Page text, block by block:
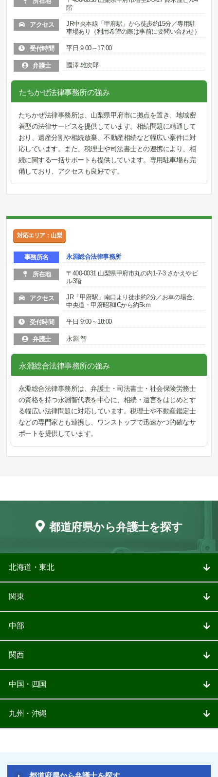
階
アクセス
JR中央本線「甲府駅」から徒歩約15分／専用駐
車場あり（利用希望の際は事前に要問い合わせ）
受付時間 平日 9:00～17:00
弁護士 國澤 雄次郎
たちかぜ法律事務所の強み
たちかぜ法律事務所は、山梨県甲府市に拠点を置き、地域密
着型の法律サービスを提供しています。相続問題に精通して
おり、遺産分割や相続放棄、不動産相続など幅広い案件に対
応しています。また、税理士や司法書士との連携により、相
続に関する一括サポートも提供しています。専用駐車場も完
備しており、アクセスも良好です。
対応エリア：山梨
事務所名 永淵総合法律事務所
所在地
〒400-0031 山梨県甲府市丸の内1-7-3 さかえやビ
ル3階
アクセス
JR「甲府駅」南口より徒歩約2分／お車の場合、
中央道・甲府昭和ICから約5km
受付時間 平日 9:00～18:00
弁護士 永淵 智
永淵総合法律事務所の強み
永淵総合法律事務所は、弁護士・司法書士・社会保険労務士
の資格を持つ永淵智代表を中心に、相続・遺言をはじめとす
る幅広い法律問題に対応しています。税理士や不動産鑑定士
などの専門家とも連携し、ワンストップで迅速かつ的確なサ
ポートを提供しています。
都道府県から弁護士を探す
北海道・東北
関東
中部
関西
中国・四国
九州・沖縄